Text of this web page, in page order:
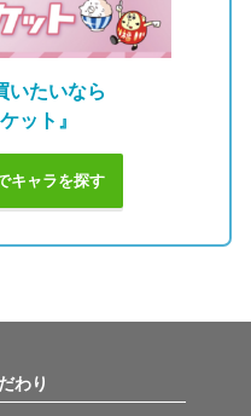
いたいなら
ット』
キャラを探す
わり